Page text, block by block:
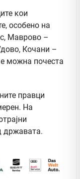
кои
особено на
Маврово –
Кочани –
можна почеста
правци
На
државата.